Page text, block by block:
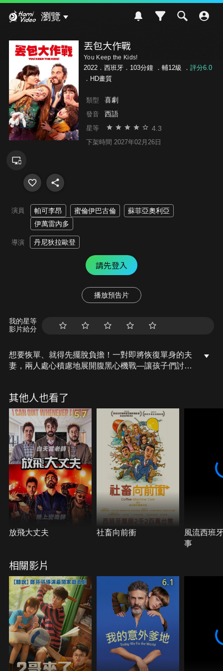
瀏覽
丟包大作戰
You Keep the Kids!
2022．西班牙．103分鐘 ． 輔12級 ． 評分6.0
．HD畫質
類型 喜劇
發音 西語
星等 4.3
下架時間 2027年02月26日
演員 帕可李昂 蜜倫伊巴古倫
蘇菲亞奧利亞
伊萬雷內多
導演 丹尼狄拉歐登
請先登入
播放預告片
我的星等
影片給分
想要恢單、就得先擺脫負擔！一對即將恢復單身的夫
妻，兩人處心積慮地展開腹黑心機戰—讓孩子們討厭
其他人也看了
5.7
放飛大丈夫 社畜向前衝
風流西班
事
相關影片
6.1